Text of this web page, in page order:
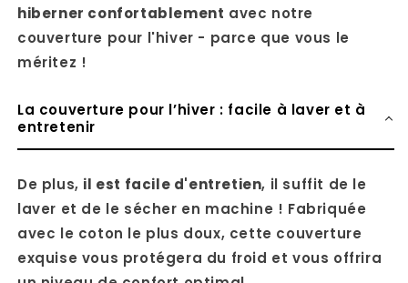
hiberner confortablement avec notre
couverture pour l'hiver - parce que vous le
méritez !
La couverture pour l’hiver : facile à laver et à
entretenir
De plus, il est facile d'entretien, il suffit de le
laver et de le sécher en machine ! Fabriquée
avec le coton le plus doux, cette couverture
exquise vous protégera du froid et vous offrira